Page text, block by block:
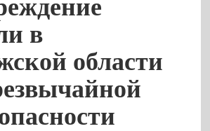
в
области